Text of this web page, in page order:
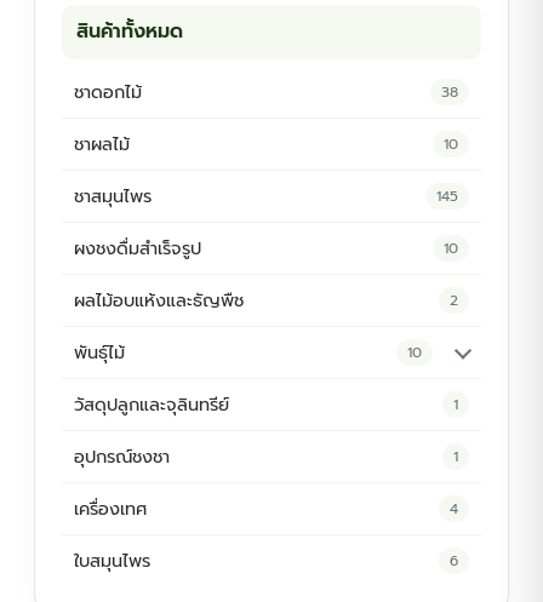
สินค้าทั้งหมด
ชาดอกไม้ 38
ชาผลไม้ 10
ชาสมุนไพร 145
ผงชงดื่มสำเร็จรูป 10
ผลไม้อบแห้งและธัญพืช 2
พันธุ์ไม้ 10
ต้นพันธุ์สมุนไพร 5
วัสดุปลูกและจุลินทรีย์ 1
อุปกรณ์ชงชา 1
เครื่องเทศ 4
ใบสมุนไพร 6